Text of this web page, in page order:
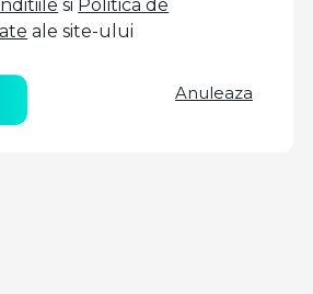
si Politica de
ale site-ului
Anuleaza